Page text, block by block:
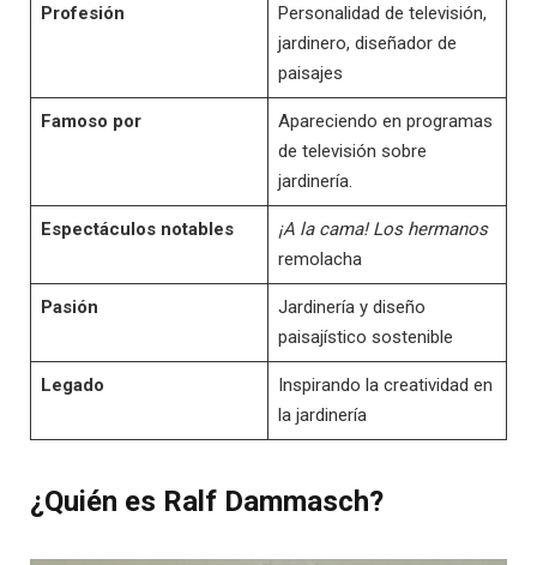
Profesión
Personalidad de televisión,
jardinero, diseñador de
paisajes
Famoso por
Apareciendo en programas
de televisión sobre
jardinería.
Espectáculos notables ¡A la cama!Los hermanos
remolacha
Pasión
Jardinería y diseño
paisajístico sostenible
Legado
Inspirando la creatividad en
la jardinería
¿Quién es Ralf Dammasch?